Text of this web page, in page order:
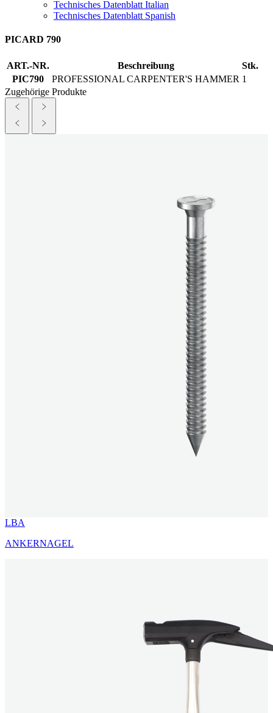
Technisches Datenblatt Italian
Technisches Datenblatt Spanish
PICARD 790
ART.-NR. Beschreibung
Stk.
PIC790
PROFESSIONAL CARPENTER'S HAMMER 1
Zugehörige Produkte
LBA
ANKERNAGEL